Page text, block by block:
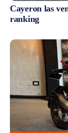
Cayeron las
ranking